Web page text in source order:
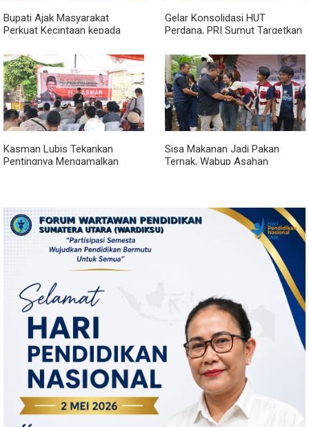
Bupati Ajak Masyarakat
Perkuat Kecintaan kepada
Bersholawat
Gelar Konsolidasi HUT
Perdana, PRI Sumut Targetkan
Kasman Lubis Tekankan
Pentingnya Mengamalkan
Sisa Makanan Jadi Pakan
Ternak, Wabup Asahan